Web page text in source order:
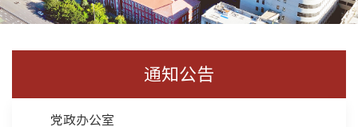
通知公告
党政办公室